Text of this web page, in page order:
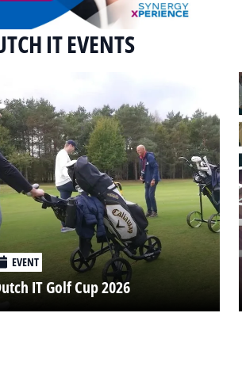
IT EVENTS
EVENT
IT Golf Cup 2026